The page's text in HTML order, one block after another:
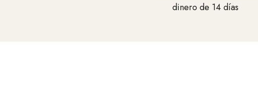
dinero de 14 días